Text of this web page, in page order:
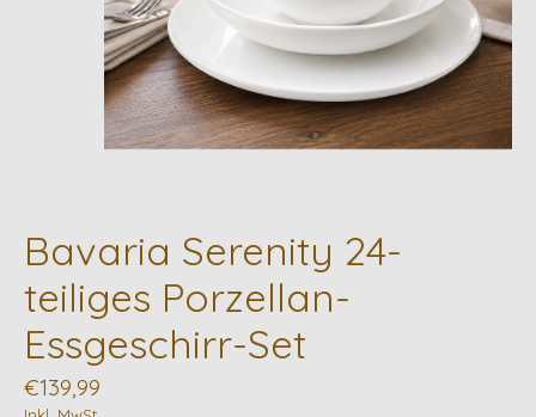
Bavaria Serenity 24-
teiliges Porzellan-
Essgeschirr-Set
€139,99